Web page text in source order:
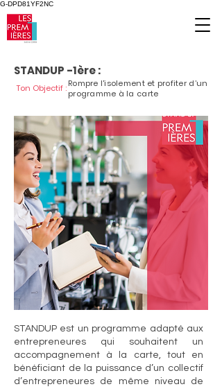
G-DPD81YF2NC
STANDUP -1ère :
Ton Objectif :Rompre l'isolement et profiter d’un
programme à la carte
STANDUP est un programme adapté aux
entrepreneures qui souhaitent un
accompagnement à la carte, tout en
bénéficiant de la puissance d’un collectif
d’entrepreneures de même niveau de